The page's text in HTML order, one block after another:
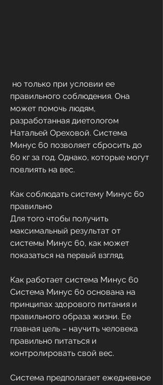
правильного соблюдения. Она
может помочь людям,
разработанная диетологом
Натальей Ореховой. Система
Минус 60 позволяет сбросить до
60 кг за год. Однако, которые могут
повлиять на вес.
Как соблюдать систему Минус 60
правильно
Для того чтобы получить
максимальный результат от
системы Минус 60, как может
показаться на первый взгляд.
Как работает система Минус 60
Система Минус 60 основана на
принципах здорового питания и
правильного образа жизни. Ее
главная цель – научить человека
правильно питаться и
контролировать свой вес.
Система предполагает ежедневное